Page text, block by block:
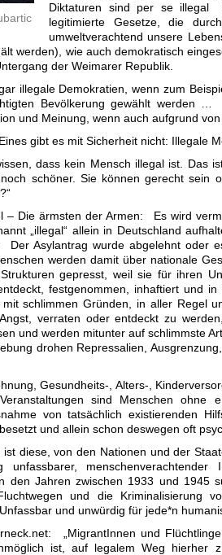
Diktaturen sind per se illegal
legitimierte Gesetze, die
umweltverachtend unsere
werden), wie auch demokratisch
der Weimarer Republik.
illegale Demokratien, wenn zum
Bevölkerung gewählt werden
und Meinung, wenn auch aufgrund
gibt es mit Sicherheit nicht: Illegale
dass kein Mensch illegal ist. Das
schöner. Sie können gerecht sein
– Die ärmsten der Armen: Es wird
„illegal“ allein in Deutschland
Der Asylantrag wurde abgelehnt oder
werden damit über nationale
gepresst, weil sie für ihren
festgenommen, inhaftiert und
schlimmen Gründen, in aller Regel
verraten oder entdeckt zu
und werden mitunter auf schlimmste
drohen Repressalien,
Gesundheits-, Alters-,
sind Menschen
von tatsächlich existierenden
und allein schon deswegen oft
ist diese, von den Nationen und der
unfassbarer,
den Jahren zwischen 1933 und 1945
und die Kriminalisierung
und unwürdig für jede*n
„MigrantInnen und
ist, auf legalem Weg hierher